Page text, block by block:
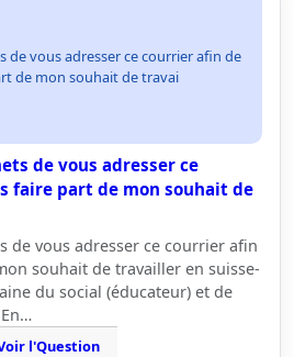
de vous adresser ce courrier afin de
de mon souhait de travai
de vous adresser ce
faire part de mon souhait de
de vous adresser ce courrier afin
souhait de travailler en suisse-
du social (éducateur) et de
l'Question